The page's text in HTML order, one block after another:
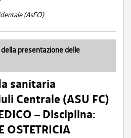
(AsFO)
presentazione delle
sanitaria
Centrale (ASU FC)
– Disciplina:
OSTETRICIA